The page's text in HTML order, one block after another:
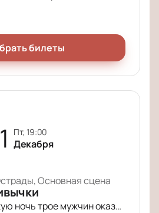
билеты
пт, 19:00
Декабря
Основная сцена
В рождественскую ночь трое мужчин оказываются в КПЗ за административные правонарушения. Один – за курение в неположенном месте, второй – за алкогольное опьянение, третий – за превышение скорости.